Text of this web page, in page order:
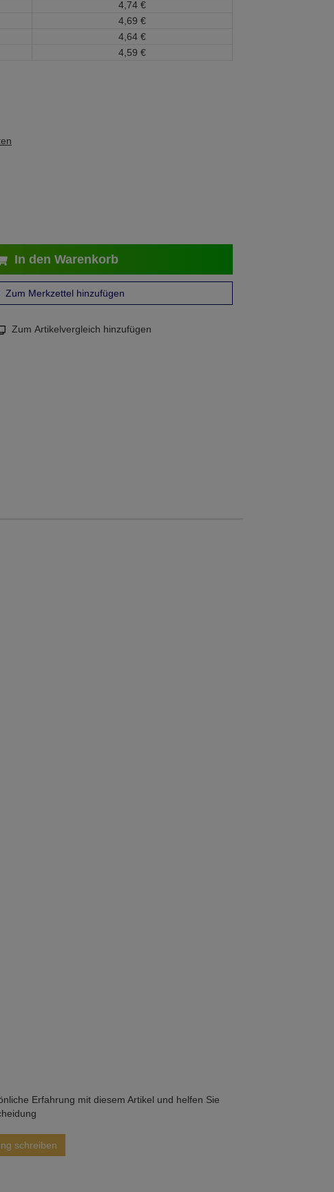
4, 74 €
4, 69 €
4, 64 €
4, 59 €
In den Warenkorb
Zum Merkzettel hinzufügen
Zum Artikelvergleich hinzufügen
Erfahrung mit diesem Artikel und helfen Sie
schreiben